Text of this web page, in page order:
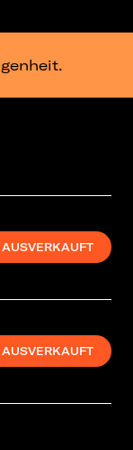
AUSVERKAUFT
AUSVERKAUFT